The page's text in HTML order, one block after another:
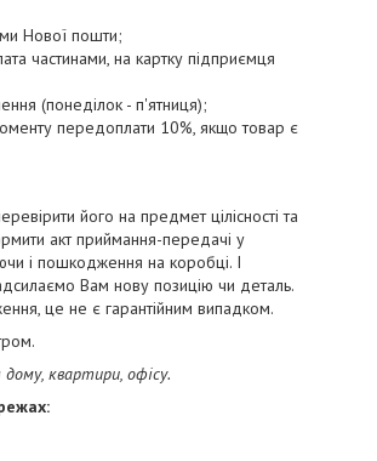
Нової пошти;
частинами, на картку підприємця
(понеділок - п'ятниця);
передоплати 10%, якщо товар є
його на предмет цілісності та
акт приймання-передачі у
і пошкодження на коробці. І
Вам нову позицію чи деталь.
це не є гарантійним випадком.
квартири, офісу.